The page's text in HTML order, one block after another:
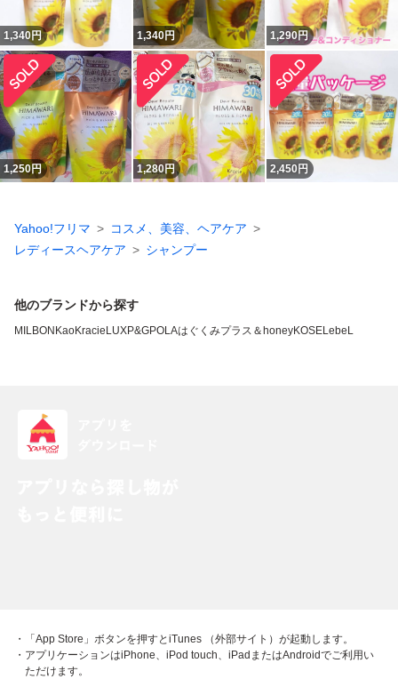
1,340円 1,340円 1,290円
1,250円 1,280円 2,450 円
Yahoo!フリマ
コスメ、美容、ヘアケア
レディースヘアケア
シャンプー
他のブランドから探す
MILBON KaoKracie LUXP&GPOLAはぐくみプラス ＆honeyKOSELebeL
・「App Store」ボタンを押すとiTunes （外部サイト）が起動します。
・アプリケーションはiPhone、iPod touch、iPadまたはAndroidでご利用い
ただけます。